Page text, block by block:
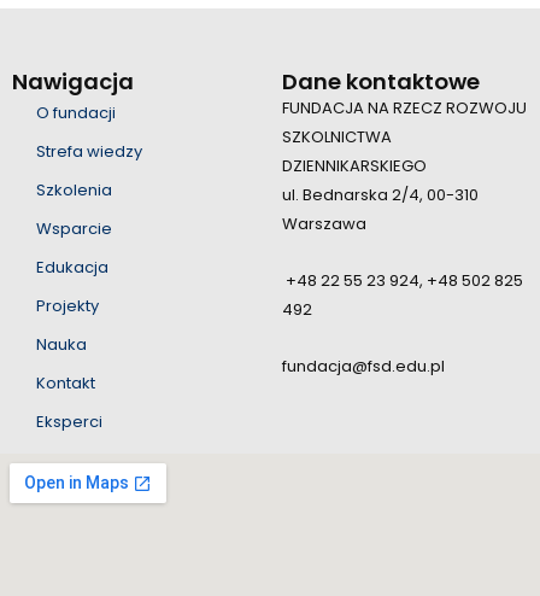
Nawigacja
O fundacji
Strefa wiedzy
Szkolenia
Wsparcie
Edukacja
Projekty
Nauka
Kontakt
Eksperci
Dane kontaktowe
FUNDACJA NA RZECZ ROZWOJU
SZKOLNICTWA
DZIENNIKARSKIEGO
ul. Bednarska 2/4, 00-310
Warszawa
+48 22 55 23 924, +48 502 825
492
fundacja@fsd.edu.pl